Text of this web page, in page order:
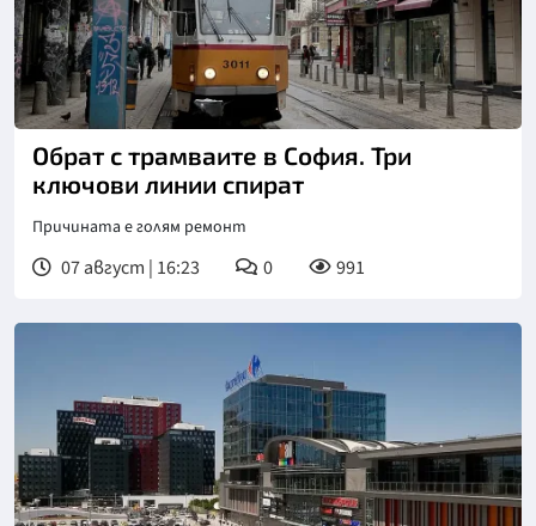
Обрат с трамваите в София. Три
ключови линии спират
Причината е голям ремонт
07 август | 16:23 0 991